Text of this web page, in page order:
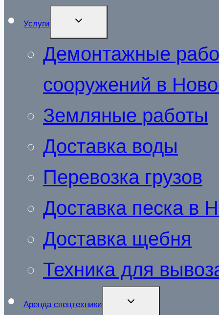
Услуги
РАЗВЕРНУТЬ
МЕНЮ
Демонтажные
сооружений в
Земляные работы
Доcтавка воды
Перевозка грузов
Доставка песка в
Доставка щебня
Техника для
Аренда спецтехники
РАЗВЕРНУТЬ